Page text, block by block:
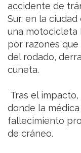
accidente de
Sur, en la
una motocicleta
por razones
del rodado,
cuneta.
Tras el
donde la
fallecimiento
de cráneo.